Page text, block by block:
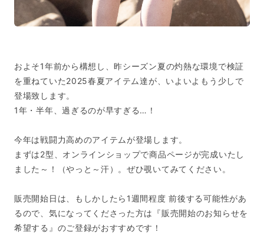
およそ1年前から構想し、昨シーズン夏の灼熱な環境で検証
を重ねていた2025春夏アイテム達が、いよいよもう少しで
登場致します。
1年・半年、過ぎるのが早すぎる…！
今年は戦闘力高めのアイテムが登場します。
まずは2型、オンラインショップで商品ページが完成いたし
ました～！（やっと～汗）。ぜひ覗いてみてください。
販売開始日は、もしかしたら1週間程度 前後する可能性があ
るので、気になってくださった方は『販売開始のお知らせを
希望する』のご登録がおすすめです！